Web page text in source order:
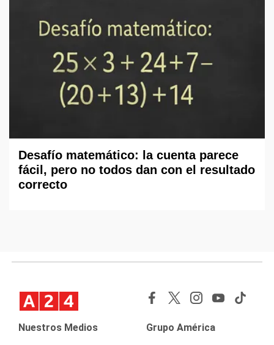
Desafío matemático: la cuenta parece
fácil, pero no todos dan con el resultado
correcto
Nuestros Medios Grupo América